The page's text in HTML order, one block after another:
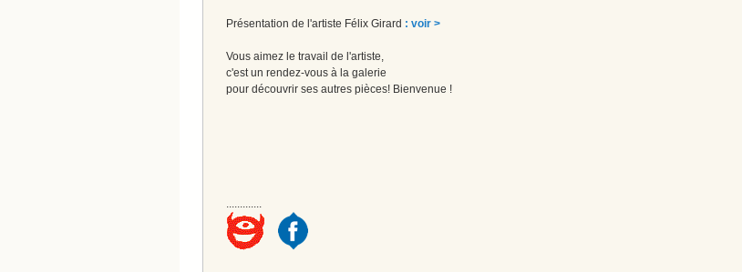
Présentation de l'artiste Félix Girard : voir >
Vous aimez le travail de l'artiste,
c'est un rendez-vous à la galerie
pour découvrir ses autres pièces! Bienvenue !
.............